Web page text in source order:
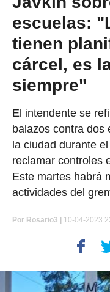
escuelas:
tienen
cárcel, es
siempre"
El intendente se
balazos contra dos
la ciudad durante
reclamar controles
Este martes habrá
actividades del
Por Rosario3 | 10-04-2023